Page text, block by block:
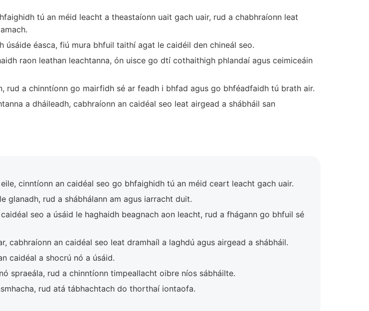
tú an méid leacht a theastaíonn uait gach uair, rud a chabhraíonn leat
úsáide éasca, fiú mura bhfuil taithí agat le caidéil den chineál seo.
raon leathan leachtanna, ón uisce go dtí cothaithigh phlandaí agus ceimiceáin
rud a chinntíonn go mairfidh sé ar feadh i bhfad agus go bhféadfaidh tú brath air.
a dháileadh, cabhraíonn an caidéal seo leat airgead a shábháil san
cinntíonn an caidéal seo go bhfaighidh tú an méid ceart leacht gach uair.
glanadh, rud a shábhálann am agus iarracht duit.
seo a úsáid le haghaidh beagnach aon leacht, rud a fhágann go bhfuil sé
cabhraíonn an caidéal seo leat dramhaíl a laghdú agus airgead a shábháil.
caidéal a shocrú nó a úsáid.
spraeála, rud a chinntíonn timpeallacht oibre níos sábháilte.
rud atá tábhachtach do thorthaí iontaofa.